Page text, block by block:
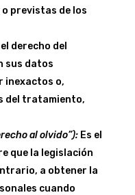
previstas de los
derecho del
sus datos
inexactos o,
del tratamiento,
al olvido”):Es el
que la legislación
a obtener la
cuando